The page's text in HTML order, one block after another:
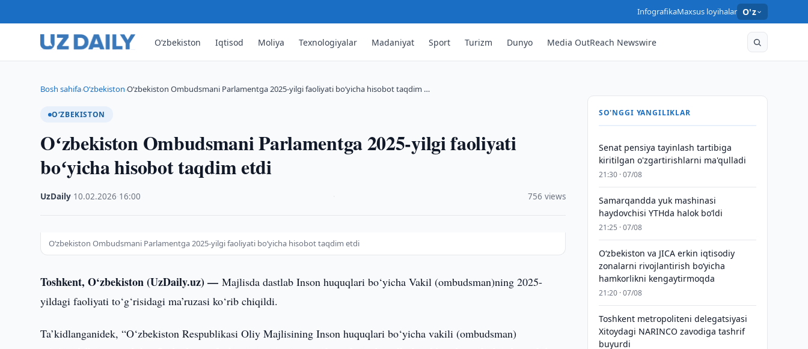
InfografikaMaxsus loyihalar O'z
O‘zbekiston Iqtisod Moliya Texnologiyalar Madaniyat Sport Turizm Dunyo Media OutReach Newswire
Bosh sahifa›O‘zbekiston›Oʻzbekiston Ombudsmani Parlamentga 2025-yilgi faoliyati boʻyicha hisobot taqdim …
O‘ZBEKISTON
Oʻzbekiston Ombudsmani Parlamentga 2025-yilgi faoliyati
boʻyicha hisobot taqdim etdi
UzDaily 10.02.2026 16:00 756 views
Oʻzbekiston Ombudsmani Parlamentga 2025-yilgi faoliyati boʻyicha hisobot taqdim etdi
Toshkent, O‘zbekiston (UzDaily.uz) —Majlisda dastlab Inson huquqlari bo‘yicha Vakil (ombudsman)ning 2025-
yildagi faoliyati to‘g‘risidagi ma’ruzasi ko‘rib chiqildi.
Ta’kidlanganidek, “O‘zbekiston Respublikasi Oliy Majlisining Inson huquqlari bo‘yicha vakili (ombudsman)
SO'NGGI YANGILIKLAR
Senat pensiya tayinlash tartibiga
kiritilgan o'zgartirishlarni ma'qulladi
21:30 · 07/08
Samarqandda yuk mashinasi
haydovchisi YTHda halok bo‘ldi
21:25 · 07/08
Oʻzbekiston va JICA erkin iqtisodiy
zonalarni rivojlantirish boʻyicha
hamkorlikni kengaytirmoqda
21:20 · 07/08
Toshkent metropoliteni delegatsiyasi
Xitoydagi NARINCO zavodiga tashrif
buyurdi